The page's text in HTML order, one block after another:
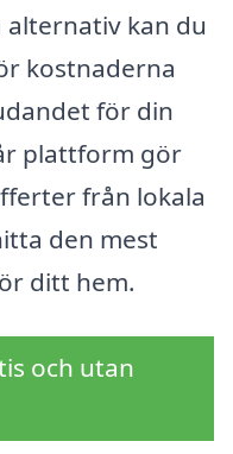
kan du
kostnaderna
för din
plattform gör
från lokala
den mest
ditt hem.
och utan